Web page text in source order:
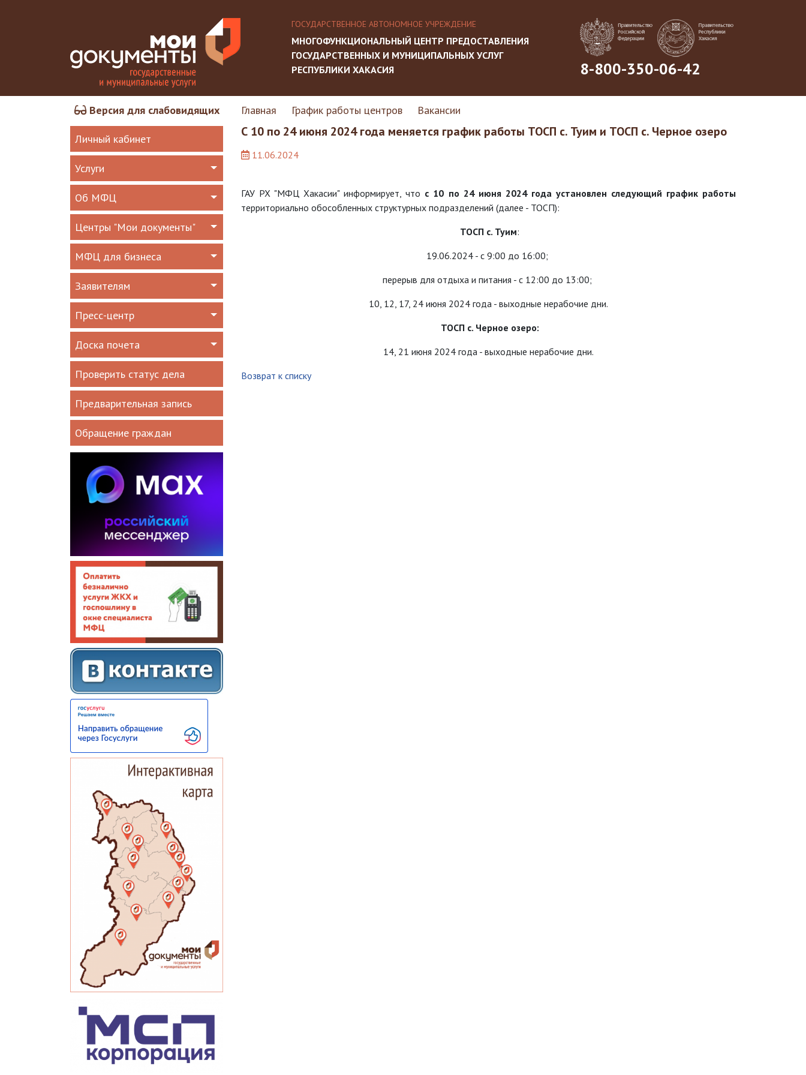
ГОСУДАРСТВЕННОЕ АВТОНОМНОЕ УЧРЕЖДЕНИЕ
МНОГОФУНКЦИОНАЛЬНЫЙ ЦЕНТР ПРЕДОСТАВЛЕНИЯ
ГОСУДАРСТВЕННЫХ И МУНИЦИПАЛЬНЫХ УСЛУГ
РЕСПУБЛИКИ ХАКАСИЯ
8-800-350-06-42
Версия для слабовидящих Главная График работы центров Вакансии
Личный кабинет
Услуги
Об МФЦ
Центры "Мои документы"
МФЦ для бизнеса
Заявителям
Пресс-центр
Доска почета
Проверить статус дела
Предварительная запись
Обращение граждан
С 10 по 24 июня 2024 года меняется график работы ТОСП с. Туим и ТОСП с. Черное озеро
11.06.2024
ГАУ РХ "МФЦ Хакасии" информирует, что с 10 по 24 июня 2024 года установлен следующий график работы
территориально обособленных структурных подразделений (далее - ТОСП):
ТОСП с. Туим:
19.06.2024 - с 9:00 до 16:00;
перерыв для отдыха и питания - с 12:00 до 13:00;
10, 12, 17, 24 июня 2024 года - выходные нерабочие дни.
ТОСП с. Черное озеро:
14, 21 июня 2024 года - выходные нерабочие дни.
Возврат к списку